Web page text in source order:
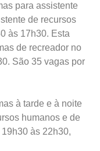
para assistente
de recursos
às 17h30. Esta
de recreador no
São 35 vagas por
à tarde e à noite
humanos e de
às 22h30,